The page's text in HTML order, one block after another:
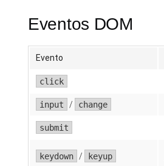
Eventos DOM
Evento
click
input / change
submit
keydown / keyup